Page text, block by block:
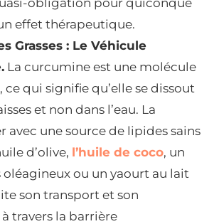
effet thérapeutique.
Grasses : Le Véhicule
La curcumine est une molécule
qui signifie qu’elle se dissout
et non dans l’eau. La
avec une source de lipides sains
d’olive, l’huile de coco, un
oléagineux ou un yaourt au lait
son transport et son
travers la barrière